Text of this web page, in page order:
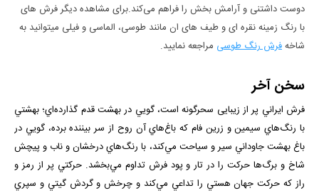
دوست داشتنی و آرامش بخش را فراهم می‌کند.برای مشاهده دیگر فرش های
با رنگ زمینه نقره ای و طیف های ان مانند طوسی، الماسی و فیلی میتوانید به
شاخهفرش رنگ طوسی مراجعه نمایید.
سخن آخر
فرش ايراني پر از زيبایی سحرگونه است، گويي در بهشت قدم گذارده‌اي؛ بهشتي
با رنگ‌هاي سيمين و زرين فام كه باغ‌هاي آن روح از سر بيننده برده، ‌گويي در
باغ بهشت جاوداني سير و سياحت مي‌كند، با رنگ‌هاي درخشان و ناب و پیچش
شاخ و برگ‌ها حركت را در تار و پود فرش تداوم مي‌بخشد. حركتي پر از رمز و
راز كه حركت جهان هستي را تداعي مي‌كند و چرخش و گردش گيتي و سپري